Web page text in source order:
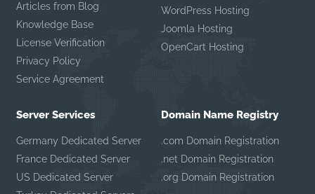
Articles from Blog
Knowledge Base
License Verification
Privacy Policy
Service Agreement
WordPress Hosting
Joomla Hosting
OpenCart Hosting
Server Services
Germany Dedicated Server
France Dedicated Server
US Dedicated Server
Domain Name Registry
.com Domain Registration
.net Domain Registration
.org Domain Registration